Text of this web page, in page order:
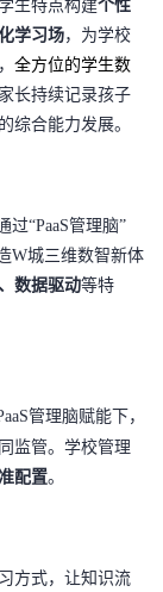
生特点构建个性
学习场，为学校
全方位的学生数
长持续记录孩子
综合能力发展。
过“PaaS管理脑”
W城三维数智新体
数据驱动等特
管理脑赋能下，
监管。学校管理
配置。
方式，让知识流